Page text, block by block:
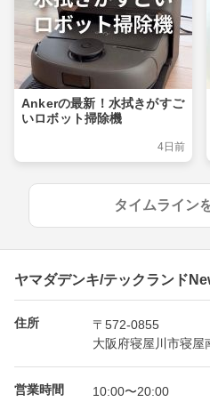
Ankerの最新！水拭きがすご
いロボット掃除機
4日前
タイムライン
ヤマダデンキ/テックランド
住所
〒572-0855
大阪府寝屋川市寝屋
営業時間 10:00〜20:00